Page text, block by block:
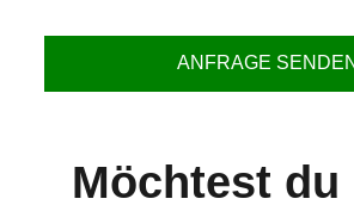
ANFRAGE SENDEN
Möchtest du